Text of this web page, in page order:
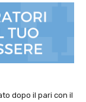
dopo il pari con il